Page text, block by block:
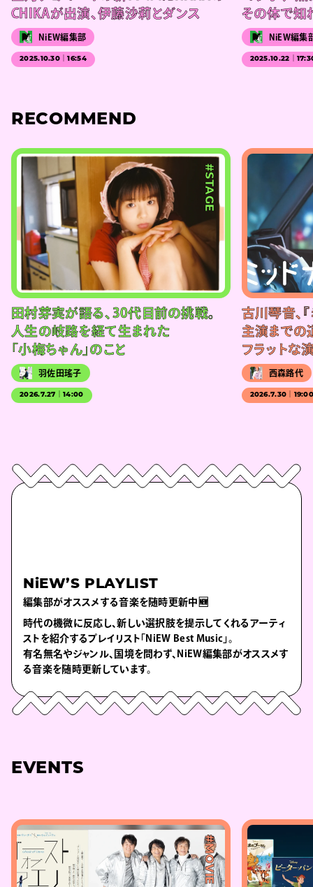
CHIKAが出演、伊藤沙莉とダンス
NiEW編集部
2025.10.30｜16:54
その体で知
NiEW編集
2025.10.22｜
RECOMMEND
#STAGE
田村芽実が語る、30代目前の挑戦。
人生の岐路を経て生まれた
「小梅ちゃん」のこと
羽佐田瑤子
2026.7.27｜14:00
古川琴音、
主演までの
フラットな
西森路代
2026.7.30｜
NiEW’S PLAYLIST
編集部がオススメする音楽を随時更新中🆕
時代の機微に反応し、新しい選択肢を提示してくれるアーティ
ストを紹介するプレイリスト「NiEW Best Music」。
有名無名やジャンル、国境を問わず、NiEW編集部がオススメす
る音楽を随時更新しています。
EVENTS
#MOVIE